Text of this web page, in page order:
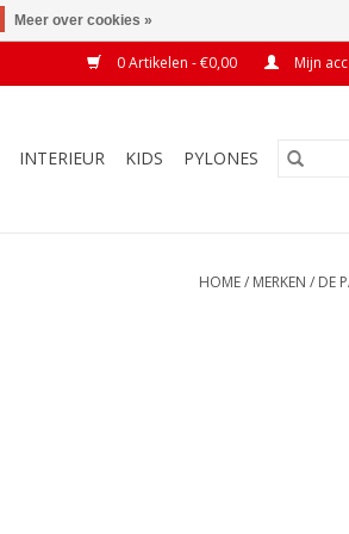
0 Artikelen - €0,00 Mijn
INTERIEUR KIDS PYLONES
HOME/ MERKEN / DE
Meer over cookies »